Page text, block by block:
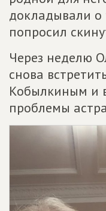
докладывали о
попросил
Через неделю
снова
Кобылкиным и
проблемы